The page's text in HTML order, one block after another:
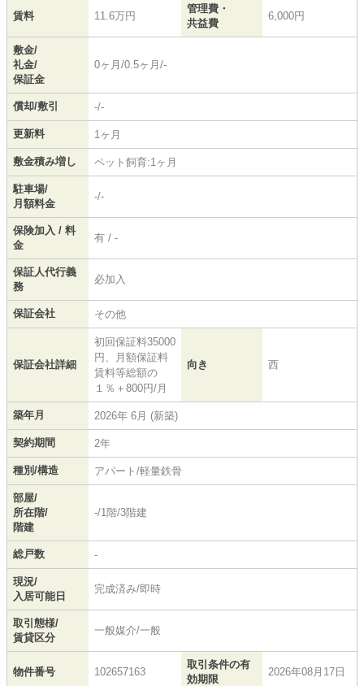
賃料 11.6万円
管理費・
共益費
6,000円
敷金/
礼金/
保証金
0ヶ月/0.5ヶ月/-
償却/敷引 -/-
更新料 1ヶ月
敷金積み増し ペット飼育:1ヶ月
駐車場/
月額料金
-/-
保険加入 / 料
金
有 / -
保証人代行義
務
必加入
保証会社 その他
保証会社詳細
初回保証料35000
円、月額保証料
賃料等総額の
１％＋800円/月
向き 西
築年月 2026年 6月 (新築)
契約期間 2年
種別/構造 アパート/軽量鉄骨
部屋/
所在階/
階建
-/1階/3階建
総戸数 -
現況/
入居可能日
完成済み/即時
取引態様/
賃貸区分
一般媒介/一般
物件番号 102657163
取引条件の有
効期限
2026年08月17日